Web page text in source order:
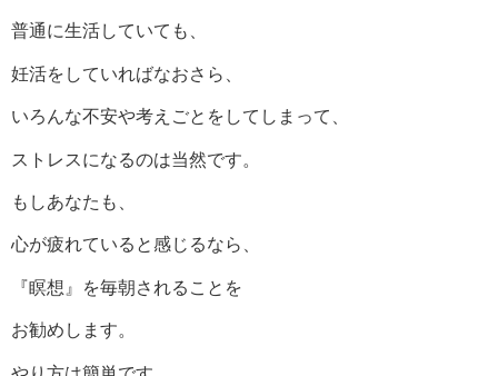
普通に生活していても、
妊活をしていればなおさら、
いろんな不安や考えごとをしてしまって、
ストレスになるのは当然です。
もしあなたも、
心が疲れていると感じるなら、
『瞑想』を毎朝されることを
お勧めします。